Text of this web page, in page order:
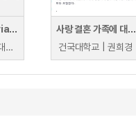
결혼과 가족(Marriage and Family)
K-MOOC | 경남대학교 김진희
사랑 결혼 가족에 대한 이해
건국대학교 | 권희경